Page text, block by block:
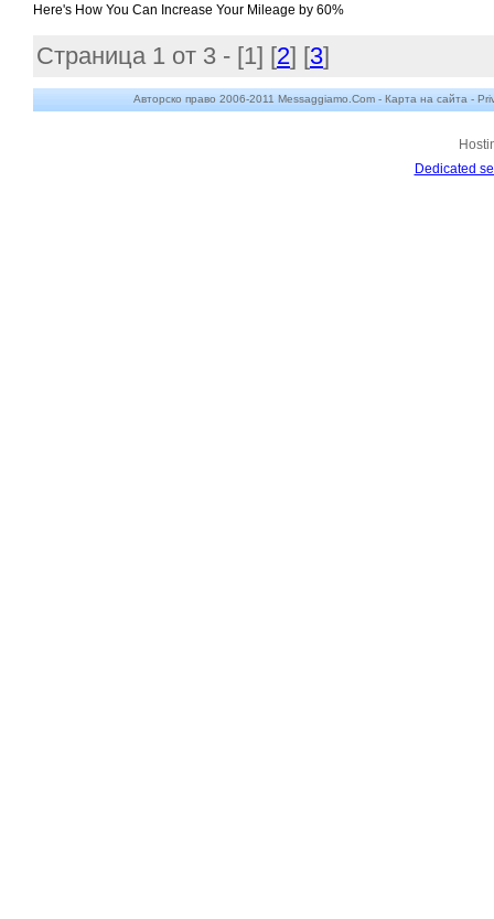
Here's How You Can Increase Your Mileage by 60%
Страница 1 от 3 - [1] [2] [3]
Авторско право 2006-2011 Messaggiamo.Com - Карта на сайта -
Dedicated